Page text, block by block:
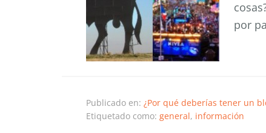
por
Publicado en: ¿Por qué deberías tener un
Etiquetado como: general, información